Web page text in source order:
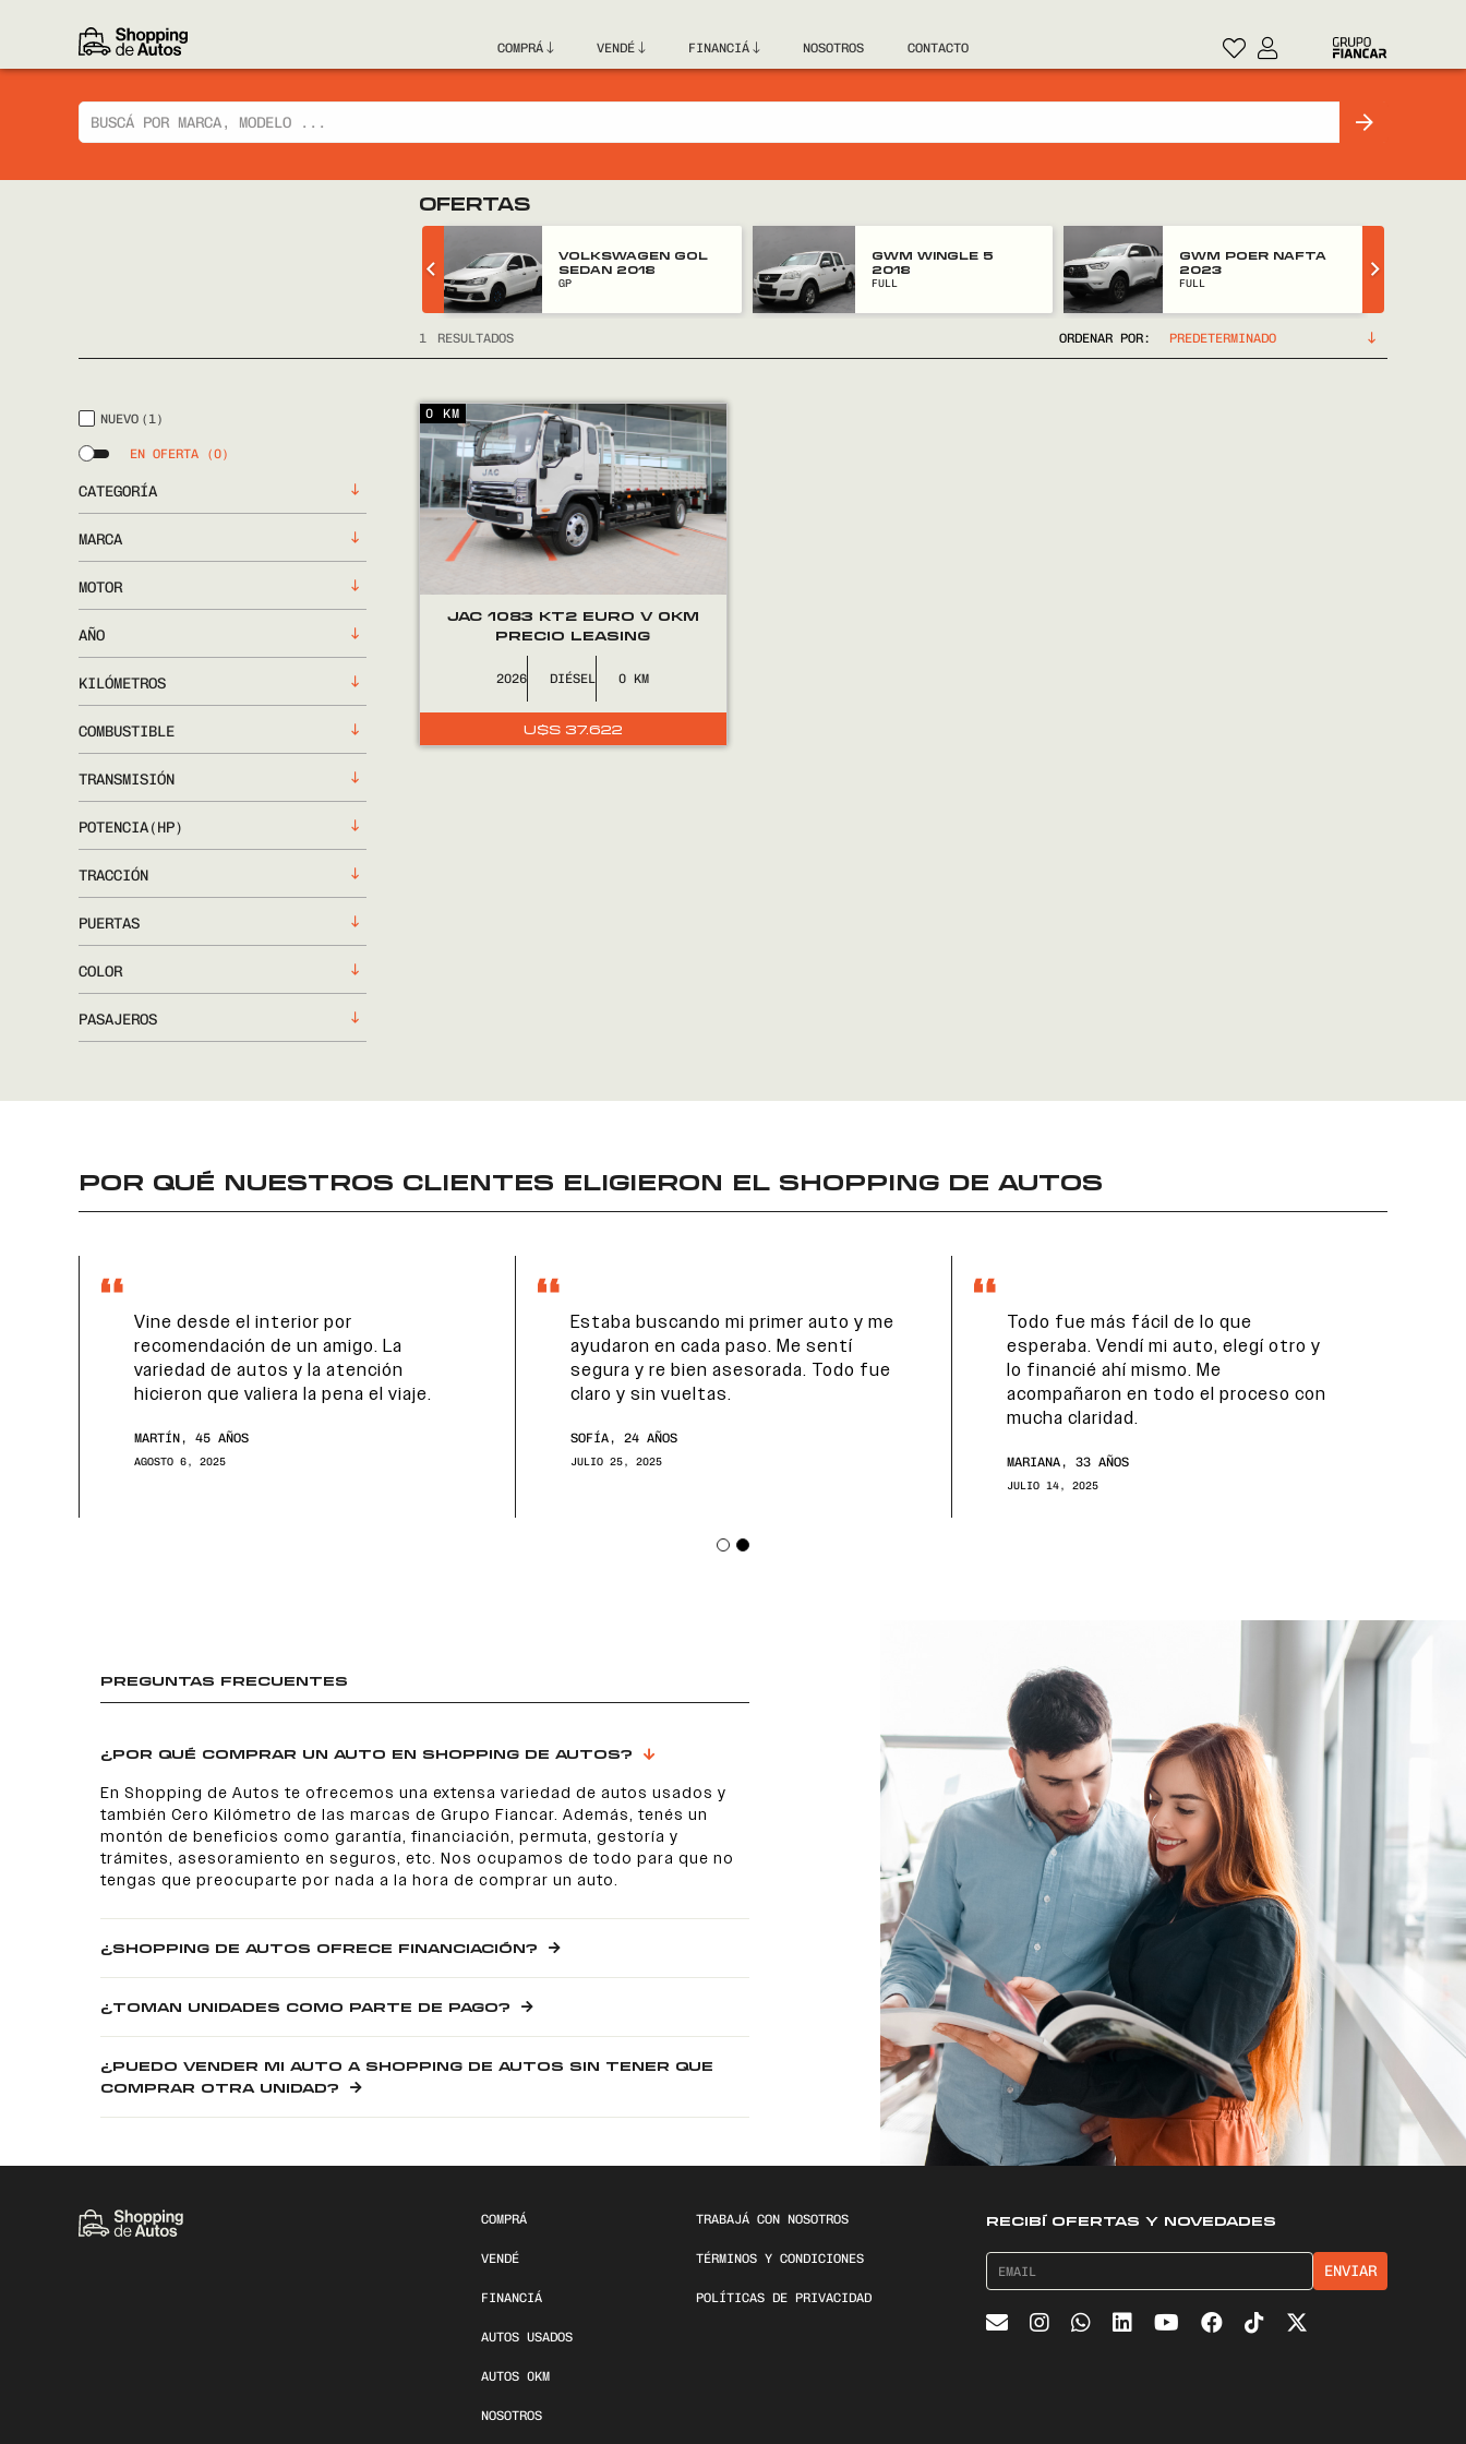
COMPRÁ VENDÉ FINANCIÁ NOSOTROS CONTACTO
OFERTAS
VOLKSWAGEN GOL
SEDAN 2018
GP
GWM WINGLE 5
2018
FULL
GWM POER NAFTA
2023
FULL
1 RESULTADOS ORDENAR POR:
NUEVO (1)
EN OFERTA (0)
CATEGORÍA
MARCA
MOTOR
AÑO
KILÓMETROS
COMBUSTIBLE
TRANSMISIÓN
POTENCIA(HP)
TRACCIÓN
PUERTAS
COLOR
PASAJEROS
JAC 1083 KT2 EURO V 0KM
PRECIO LEASING
2026 DIÉSEL 0
U$S 37.622
0 KM
POR QUÉ NUESTROS CLIENTES ELIGIERON EL SHOPPING DE AUTOS
Vine desde el interior por
recomendación de un amigo. La
variedad de autos y la atención
hicieron que valiera la pena el viaje.
MARTÍN, 45 AÑOS
AGOSTO 6, 2025
Estaba buscando mi primer auto y me
ayudaron en cada paso. Me sentí
segura y re bien asesorada. Todo fue
claro y sin vueltas.
SOFÍA, 24 AÑOS
JULIO 25, 2025
Todo fue más fácil de lo que
esperaba. Vendí mi auto, elegí otro y
lo financié ahí mismo. Me
acompañaron en todo el proceso con
mucha claridad.
MARIANA, 33 AÑOS
JULIO 14, 2025
PREGUNTAS FRECUENTES
¿POR QUÉ COMPRAR UN AUTO EN SHOPPING DE AUTOS?
En Shopping de Autos te ofrecemos una extensa variedad de autos usados y
también Cero Kilómetro de las marcas de Grupo Fiancar. Además, tenés un
montón de beneficios como garantía, financiación, permuta, gestoría y
trámites, asesoramiento en seguros, etc. Nos ocupamos de todo para que no
tengas que preocuparte por nada a la hora de comprar un auto.
¿SHOPPING DE AUTOS OFRECE FINANCIACIÓN?
¿TOMAN UNIDADES COMO PARTE DE PAGO?
¿PUEDO VENDER MI AUTO A SHOPPING DE AUTOS SIN TENER QUE
COMPRAR OTRA UNIDAD?
COMPRÁ
VENDÉ
FINANCIÁ
AUTOS USADOS
AUTOS 0KM
NOSOTROS
TRABAJÁ CON NOSOTROS
TÉRMINOS Y CONDICIONES
POLÍTICAS DE PRIVACIDAD
RECIBÍ OFERTAS Y NOVEDADES